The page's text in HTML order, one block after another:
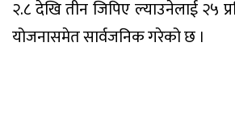
२.८ देखि तीन जिपिए ल्याउनेलाई २५
योजनासमेत सार्वजनिक गरेको छ ।